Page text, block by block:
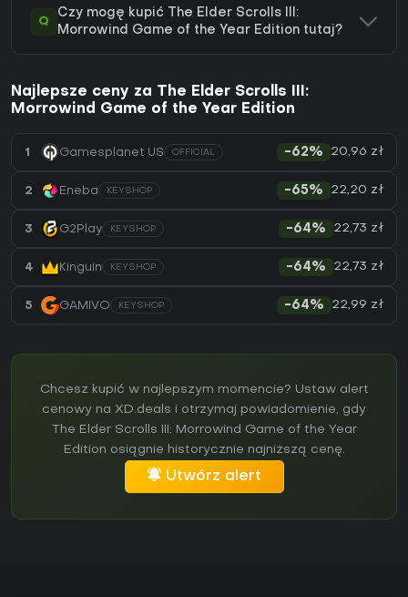
Q
Czy mogę kupić The Elder Scrolls III:
Morrowind Game of the Year Edition tutaj?
Najlepsze ceny za The Elder Scrolls III:
Morrowind Game of the Year Edition
1 Gamesplanet US OFFICIAL -62% 20,96 zł
2 Eneba KEYSHOP -65% 22,20 zł
3 G2Play KEYSHOP -64% 22,73 zł
4 Kinguin KEYSHOP -64% 22,73 zł
5 GAMIVO KEYSHOP -64% 22,99 zł
Chcesz kupić w najlepszym momencie? Ustaw alert
cenowy na XD.deals i otrzymaj powiadomienie, gdy
The Elder Scrolls III: Morrowind Game of the Year
Edition osiągnie historycznie najniższą cenę.
Utwórz alert